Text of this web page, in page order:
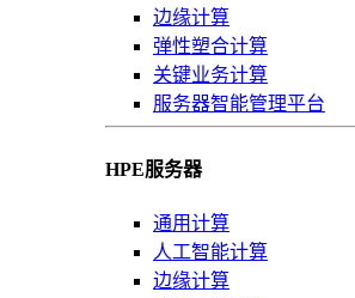
边缘计算
弹性塑合计算
关键业务计算
服务器智能管理平台
HPE服务器
通用计算
人工智能计算
边缘计算